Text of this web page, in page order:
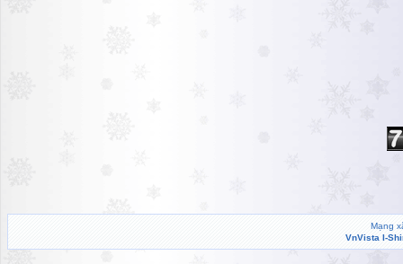
Mạng
VnVista I-